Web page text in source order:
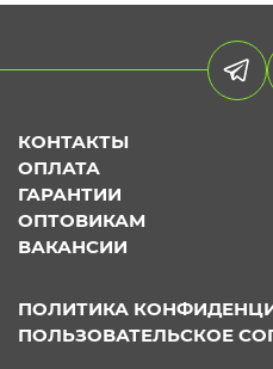
КОНТАКТЫ
ОПЛАТА
ГАРАНТИИ
ОПТОВИКАМ
ВАКАНСИИ
ПОЛИТИКА
ПОЛЬЗОВАТЕЛЬСКОЕ